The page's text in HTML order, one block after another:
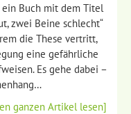
Buch mit dem Titel
zwei Beine schlecht“
die These vertritt,
eine gefährliche
Es gehe dabei –
ganzen Artikel lesen]